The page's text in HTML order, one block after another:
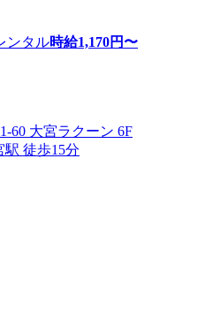
ンタル時給1,170円〜
60 大宮ラクーン 6F
駅 徒歩15分